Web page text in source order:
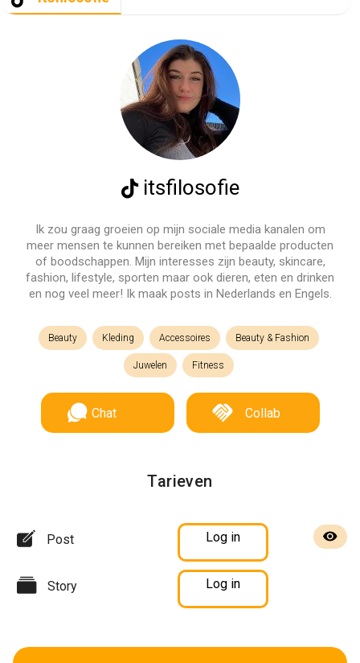
itsfilosofie
Ik zou graag groeien op mijn sociale media kanalen om
meer mensen te kunnen bereiken met bepaalde producten
of boodschappen. Mijn interesses zijn beauty, skincare,
fashion, lifestyle, sporten maar ook dieren, eten en drinken
en nog veel meer! Ik maak posts in Nederlands en Engels.
Beauty Kleding Accessoires Beauty & Fashion
Juwelen Fitness
Chat Collab
Tarieven
Post Log in
Story Log in